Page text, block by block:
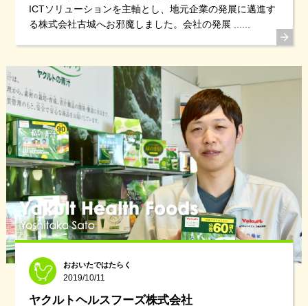
ICTソリューションを主軸とし、地元企業の発展に邁進す
る株式会社古城へお邪魔しました。会社の発展 ......
おおいたではたらく
2019/10/11
ヤクルトヘルスフーズ株式会社